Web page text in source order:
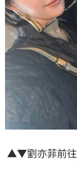
▲▼劉亦菲前往